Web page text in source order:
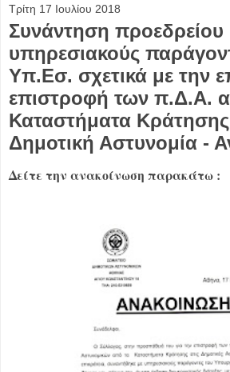
Τρίτη 17 Ιουλίου 2018
Συνάντηση
υπηρεσιακούς
Υπ.Εσ. σχετικά με την
επιστροφή των π.Δ.Α.
Καταστήματα
Δημοτική Αστυνομία -
Δείτε την ανακοίνωση παρακάτω :